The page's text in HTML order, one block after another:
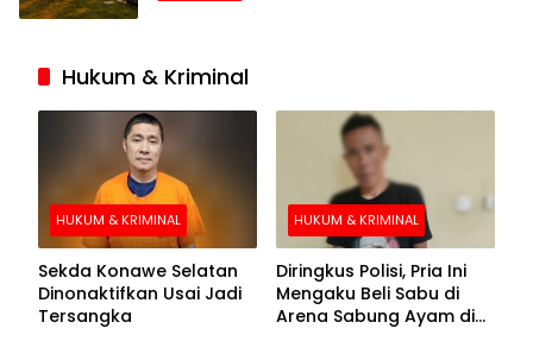
Hukum & Kriminal
HUKUM & KRIMINAL
Sekda Konawe Selatan
Dinonaktifkan Usai Jadi
Tersangka
HUKUM & KRIMINAL
Diringkus Polisi, Pria Ini
Mengaku Beli Sabu di
Arena Sabung Ayam di